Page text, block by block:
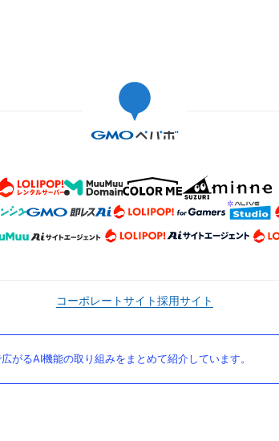
コーポレートサイト採用サイト
がるAI機能の取り組みをまとめて紹介しています。